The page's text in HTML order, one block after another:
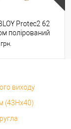
Protec2 62
полірований
грн.
виходу
(43Hx40)